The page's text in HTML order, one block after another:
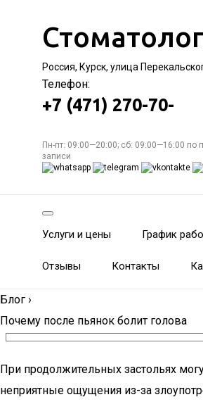
Россия, Курск, улица
Телефон:
+7 (471) 270-70-
Пн-пт: 09:00—20:00; сб: 09:00—16:00 по
записи
Услуги и цены График
Отзывы Контакты
Блог ›
Почему после пьянок болит голова
При продолжительных застольях
неприятные ощущения из-за